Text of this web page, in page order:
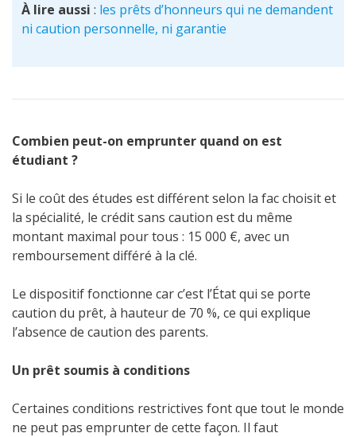
À lire aussi : les prêts d’honneurs qui ne demandent
ni caution personnelle, ni garantie
Combien peut-on emprunter quand on est
étudiant ?
Si le coût des études est différent selon la fac choisit et
la spécialité, le crédit sans caution est du même
montant maximal pour tous : 15 000 €, avec un
remboursement différé à la clé.
Le dispositif fonctionne car c’est l’État qui se porte
caution du prêt, à hauteur de 70 %, ce qui explique
l’absence de caution des parents.
Un prêt soumis à conditions
Certaines conditions restrictives font que tout le monde
ne peut pas emprunter de cette façon. Il faut